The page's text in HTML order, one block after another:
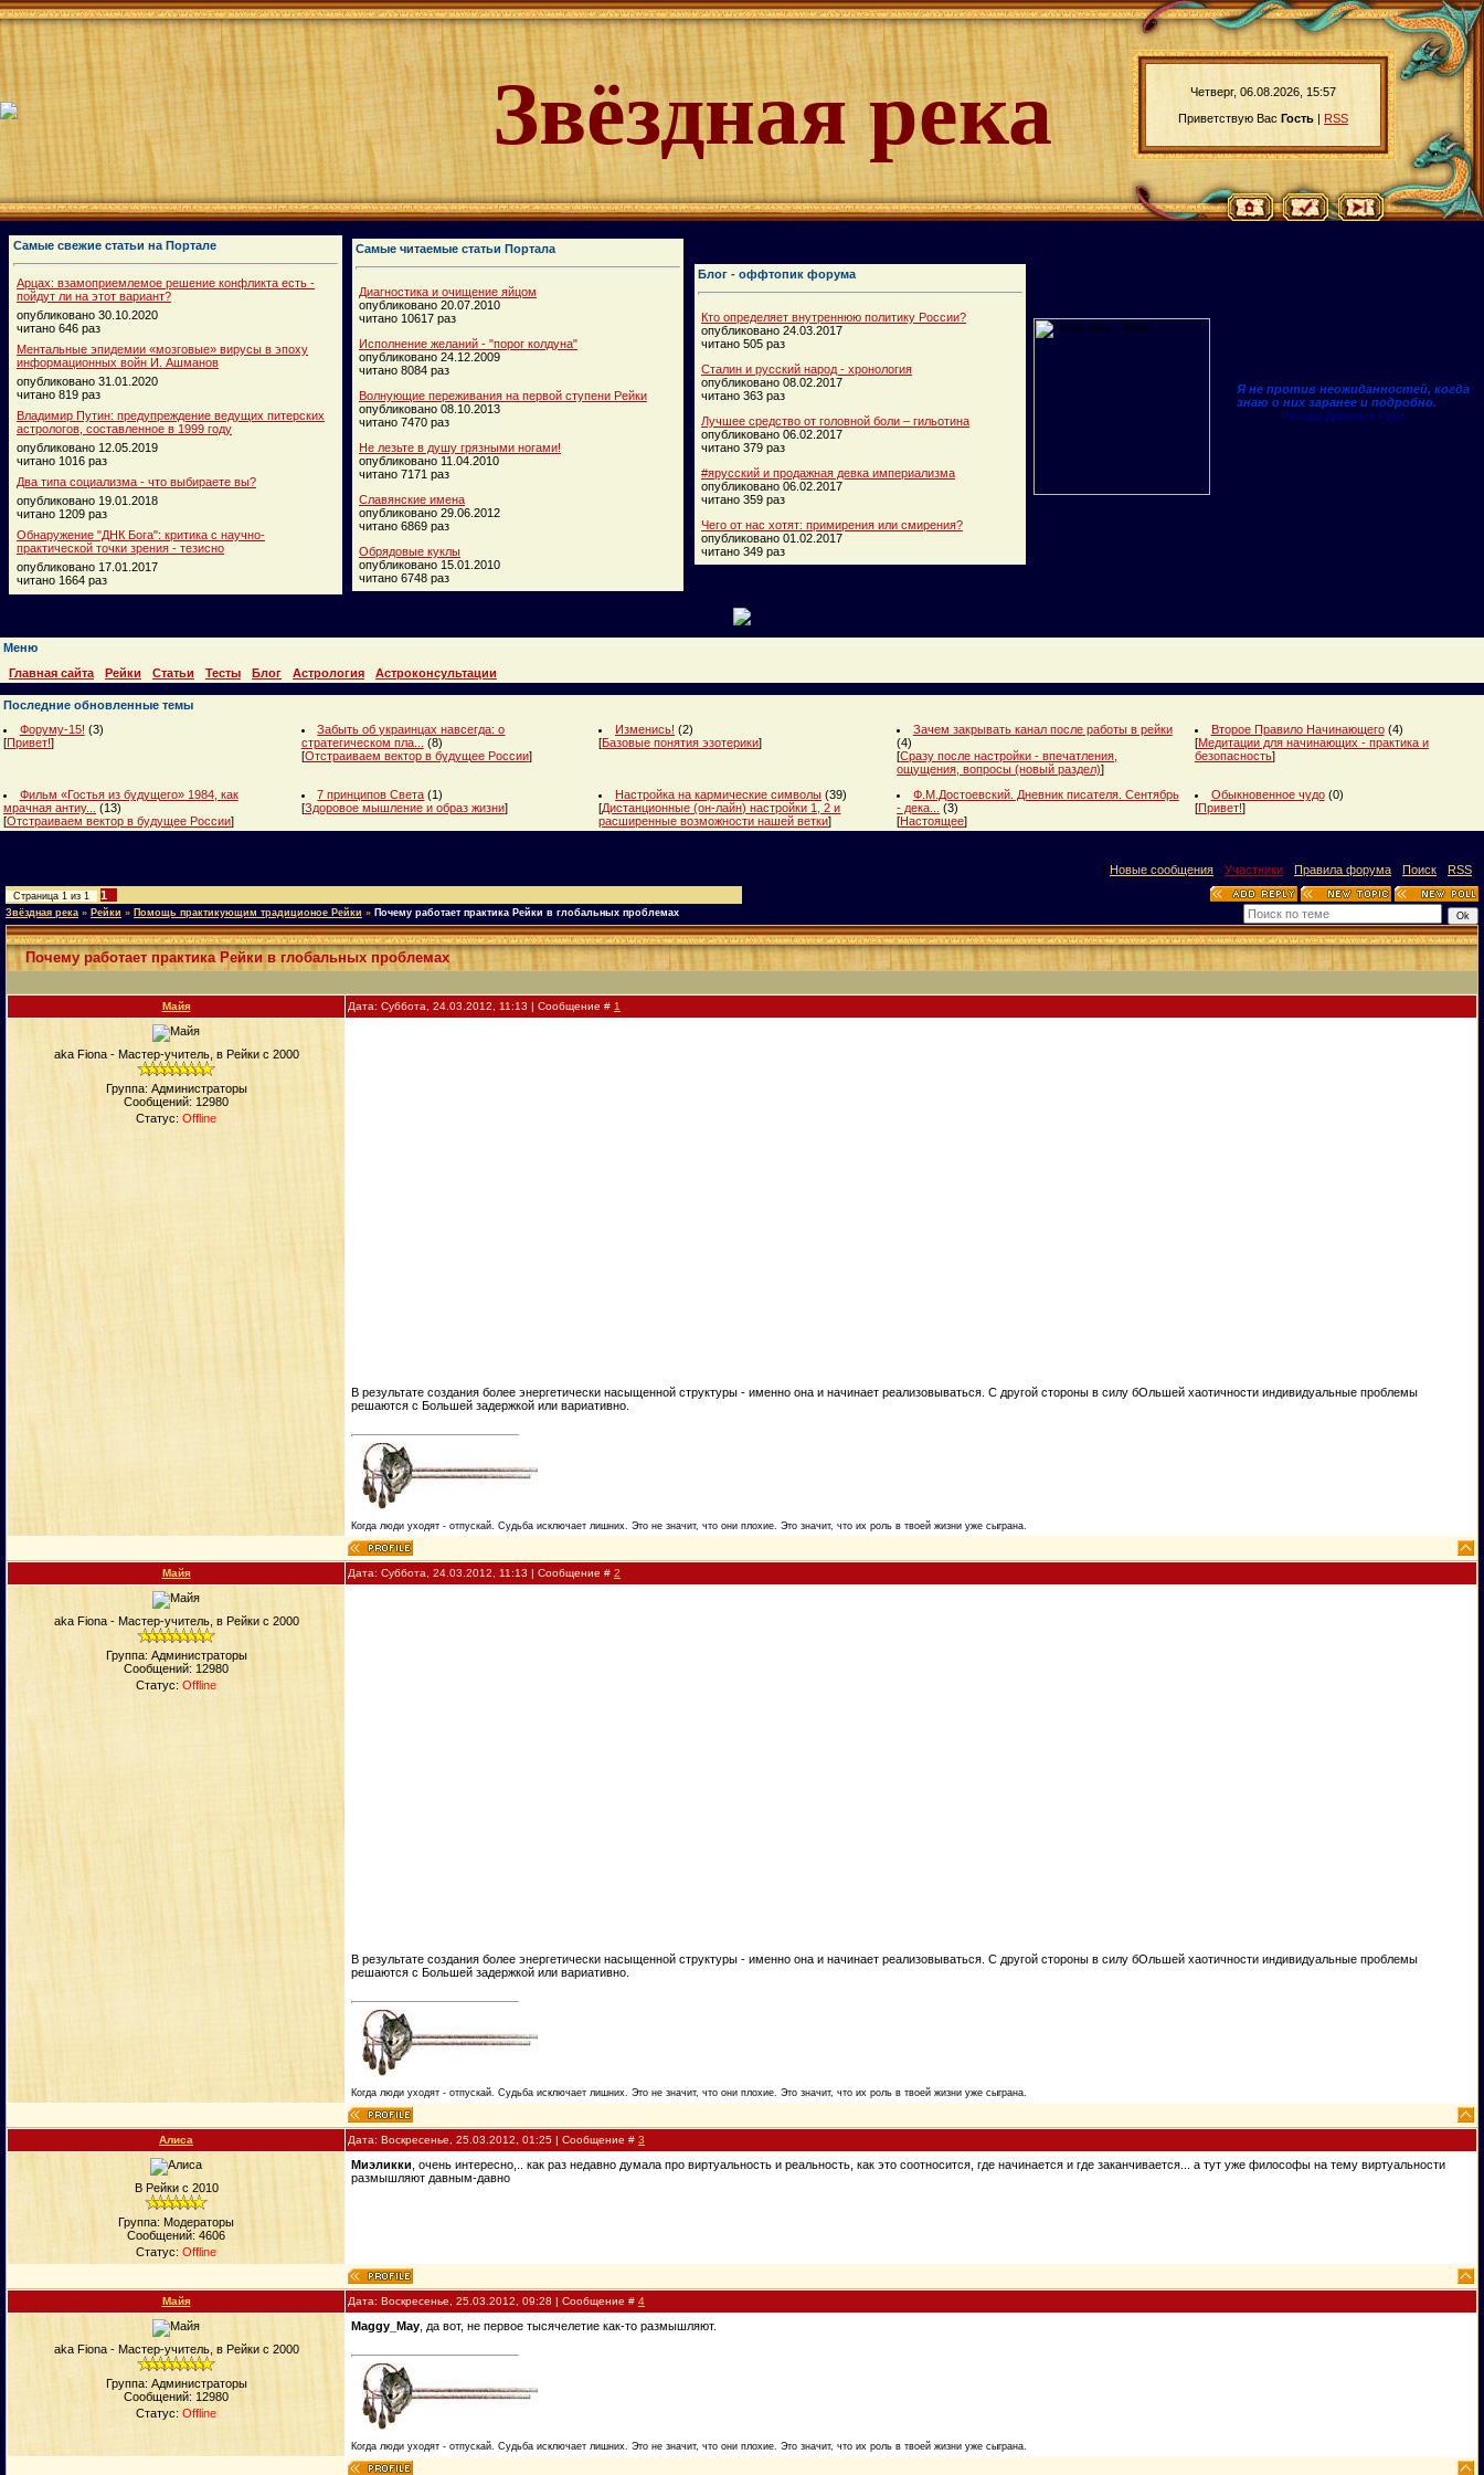
Четверг, 06.08.2026, 15:57
Приветствую Вас Гость | RSS
Звёздная река
Самые свежие статьи на Портале
Арцах: взамоприемлемое решение конфликта есть -
пойдут ли на этот вариант?
опубликовано 30.10.2020
читано 646 раз
Ментальные эпидемии «мозговые» вирусы в эпоху
информационных войн И. Ашманов
опубликовано 31.01.2020
читано 819 раз
Владимир Путин: предупреждение ведущих питерских
астрологов, составленное в 1999 году
опубликовано 12.05.2019
читано 1016 раз
Два типа социализма - что выбираете вы?
опубликовано 19.01.2018
читано 1209 раз
Обнаружение "ДНК Бога": критика с научно-
практической точки зрения - тезисно
опубликовано 17.01.2017
читано 1664 раз
Самые читаемые статьи Портала
Диагностика и очищение яйцом
опубликовано 20.07.2010
читано 10617 раз
Исполнение желаний - "порог колдуна"
опубликовано 24.12.2009
читано 8084 раз
Волнующие переживания на первой ступени Рейки
опубликовано 08.10.2013
читано 7470 раз
Не лезьте в душу грязными ногами!
опубликовано 11.04.2010
читано 7171 раз
Славянские имена
опубликовано 29.06.2012
читано 6869 раз
Обрядовые куклы
опубликовано 15.01.2010
читано 6748 раз
Блог - оффтопик форума
Кто определяет внутреннюю политику России?
опубликовано 24.03.2017
читано 505 раз
Сталин и русский народ - хронология
опубликовано 08.02.2017
читано 363 раз
Лучшее средство от головной боли – гильотина
опубликовано 06.02.2017
читано 379 раз
#ярусский и продажная девка империализма
опубликовано 06.02.2017
читано 359 раз
Чего от нас хотят: примирения или смирения?
опубликовано 01.02.2017
читано 349 раз
Я не против неожиданностей, когда
знаю о них заранее и подробно.
Ричард Длинные Руки
Меню
Главная сайта
Рейки Статьи Тесты Блог Астрология Астроконсультации
Последние обновленные темы
Форуму-15! (3)
[Привет!]
Забыть об украинцах навсегда: о
стратегическом пла...
(8)
[Отстраиваем вектор в будущее России]
Изменись! (2)
[Базовые понятия эзотерики]
Зачем закрывать канал после работы в рейки
(4)
[Сразу после настройки - впечатления,
ощущения, вопросы (новый раздел)]
Второе Правило Начинающего (4)
[Медитации для начинающих - практика и
безопасность]
Фильм «Гостья из будущего» 1984, как
мрачная антиу...
(13)
[Отстраиваем вектор в будущее России]
7 принципов Света (1)
[Здоровое мышление и образ жизни]
Настройка на кармические символы (39)
[Дистанционные (он-лайн) настройки 1, 2 и
расширенные возможности нашей ветки]
Ф.М.Достоевский. Дневник писателя. Сентябрь
- дека...
(3)
[Настоящее]
Обыкновенное чудо (0)
[Привет!]
[ Новые сообщения · Участники · Правила форума · Поиск · RSS ]
Страница 1 из 1 1
Звёздная река » Рейки » Помощь практикующим традиционое Рейки » Почему работает практика Рейки в глобальных проблемах
Почему работает практика Рейки в глобальных проблемах
Майя Дата: Суббота, 24.03.2012, 11:13 | Сообщение # 1
aka Fiona - Мастер-учитель, в Рейки с 2000
Группа: Администраторы
Сообщений: 12980
Статус: Offline
В результате создания более энергетически насыщенной структуры - именно она и начинает реализовываться. С другой стороны в силу бОльшей хаотичности индивидуальные проблемы
решаются с Большей задержкой или вариативно.
Когда люди уходят - отпускай. Судьба исключает лишних. Это не значит, что они плохие. Это значит, что их роль в твоей жизни уже сыграна.
Майя Дата: Суббота, 24.03.2012, 11:13 | Сообщение # 2
aka Fiona - Мастер-учитель, в Рейки с 2000
Группа: Администраторы
Сообщений: 12980
Статус: Offline
В результате создания более энергетически насыщенной структуры - именно она и начинает реализовываться. С другой стороны в силу бОльшей хаотичности индивидуальные проблемы
решаются с Большей задержкой или вариативно.
Когда люди уходят - отпускай. Судьба исключает лишних. Это не значит, что они плохие. Это значит, что их роль в твоей жизни уже сыграна.
Алиса Дата: Воскресенье, 25.03.2012, 01:25 | Сообщение # 3
В Рейки с 2010
Группа: Модераторы
Сообщений: 4606
Статус: Offline
Миэликки , очень интересно,.. как раз недавно думала про виртуальность и реальность, как это соотносится, где начинается и где заканчивается... а тут уже философы на тему виртуальности
размышляют давным-давно
Майя Дата: Воскресенье, 25.03.2012, 09:28 | Сообщение # 4
aka Fiona - Мастер-учитель, в Рейки с 2000
Группа: Администраторы
Сообщений: 12980
Статус: Offline
Maggy_May , да вот, не первое тысячелетие как-то размышляют.
Когда люди уходят - отпускай. Судьба исключает лишних. Это не значит, что они плохие. Это значит, что их роль в твоей жизни уже сыграна.